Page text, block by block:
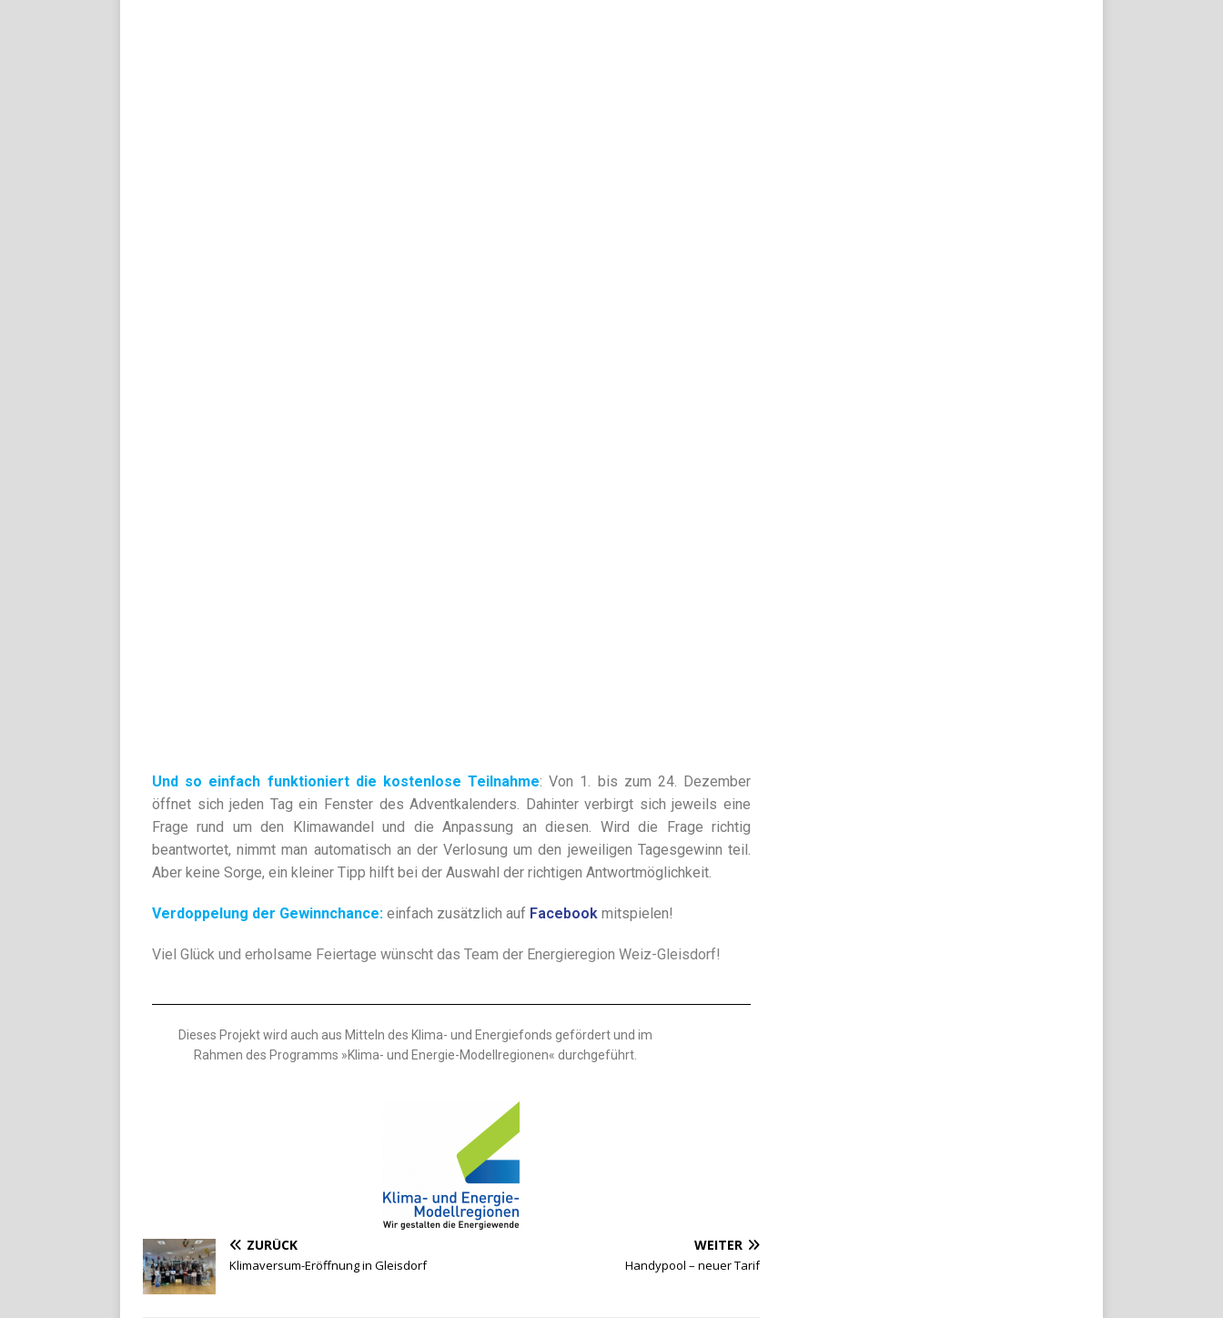
Und so einfach funktioniert die kostenlose Teilnahme: Von 1. bis zum 24. Dezember
öffnet sich jeden Tag ein Fenster des Adventkalenders. Dahinter verbirgt sich jeweils eine
Frage rund um den Klimawandel und die Anpassung an diesen. Wird die Frage richtig
beantwortet, nimmt man automatisch an der Verlosung um den jeweiligen Tagesgewinn teil.
Aber keine Sorge, ein kleiner Tipp hilft bei der Auswahl der richtigen Antwortmöglichkeit.
Verdoppelung der Gewinnchance: einfach zusätzlich auf Facebook mitspielen!
Viel Glück und erholsame Feiertage wünscht das Team der Energieregion Weiz-Gleisdorf!
Dieses Projekt wird auch aus Mitteln des Klima- und Energiefonds gefördert und im
Rahmen des Programms »Klima- und Energie-Modellregionen« durchgeführt.
ZURÜCK
Klimaversum-Eröffnung in Gleisdorf
WEITER
Handypool – neuer Tarif